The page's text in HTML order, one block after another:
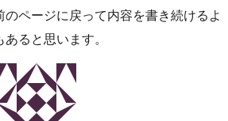
のページに戻って内容を書き続けるよ
ると思います。